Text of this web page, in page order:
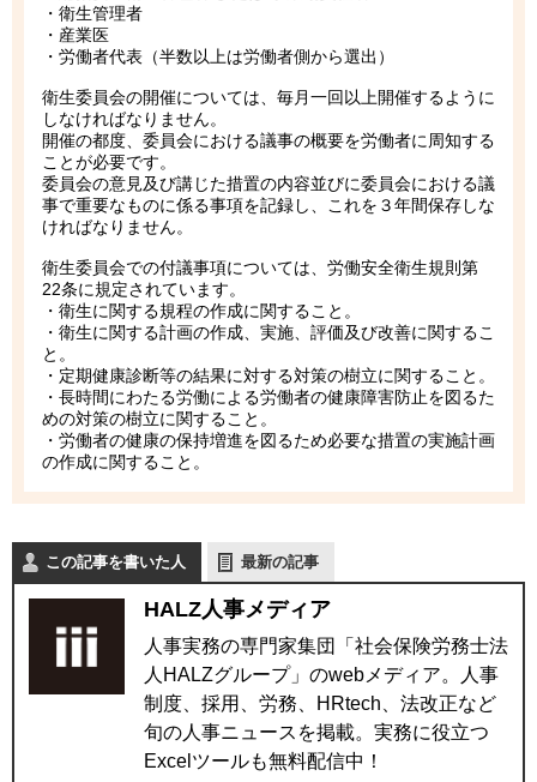
・衛生管理者
・産業医
・労働者代表（半数以上は労働者側から選出）
衛生委員会の開催については、毎月一回以上開催するように
しなければなりません。
開催の都度、委員会における議事の概要を労働者に周知する
ことが必要です。
委員会の意見及び講じた措置の内容並びに委員会における議
事で重要なものに係る事項を記録し、これを３年間保存しな
ければなりません。
衛生委員会での付議事項については、労働安全衛生規則第
22条に規定されています。
・衛生に関する規程の作成に関すること。
・衛生に関する計画の作成、実施、評価及び改善に関するこ
と。
・定期健康診断等の結果に対する対策の樹立に関すること。
・長時間にわたる労働による労働者の健康障害防止を図るた
めの対策の樹立に関すること。
・労働者の健康の保持増進を図るため必要な措置の実施計画
の作成に関すること。
この記事を書いた人 最新の記事
HALZ人事メディア
人事実務の専門家集団「社会保険労務士法
人HALZグループ」のwebメディア。人事
制度、採用、労務、HRtech、法改正など
旬の人事ニュースを掲載。実務に役立つ
Excelツールも無料配信中！